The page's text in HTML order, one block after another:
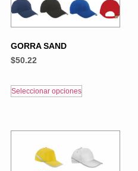
GORRA SAND
$50.22
Seleccionar opciones